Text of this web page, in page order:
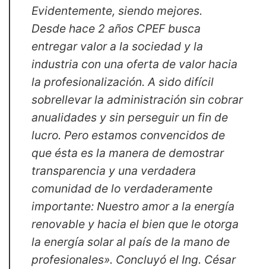
Evidentemente, siendo mejores.
Desde hace 2 años CPEF busca
entregar valor a la sociedad y la
industria con una oferta de valor hacia
la profesionalización. A sido difícil
sobrellevar la administración sin cobrar
anualidades y sin perseguir un fin de
lucro. Pero estamos convencidos de
que ésta es la manera de demostrar
transparencia y una verdadera
comunidad de lo verdaderamente
importante: Nuestro amor a la energía
renovable y hacia el bien que le otorga
la energía solar al país de la mano de
profesionales». Concluyó el Ing. César